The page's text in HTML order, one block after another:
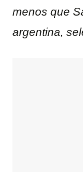
menos que
argentina,